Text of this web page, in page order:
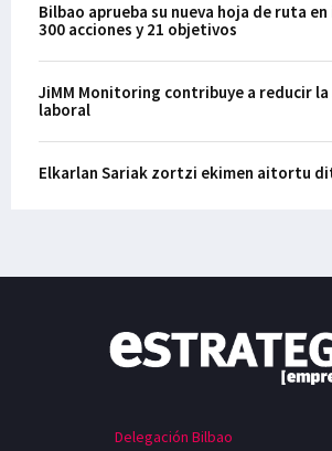
Bilbao aprueba su nueva hoja de ruta
300 acciones y 21 objetivos
JiMM Monitoring contribuye a reducir
laboral
Elkarlan Sariak zortzi ekimen aitortu
Delegación Bilbao